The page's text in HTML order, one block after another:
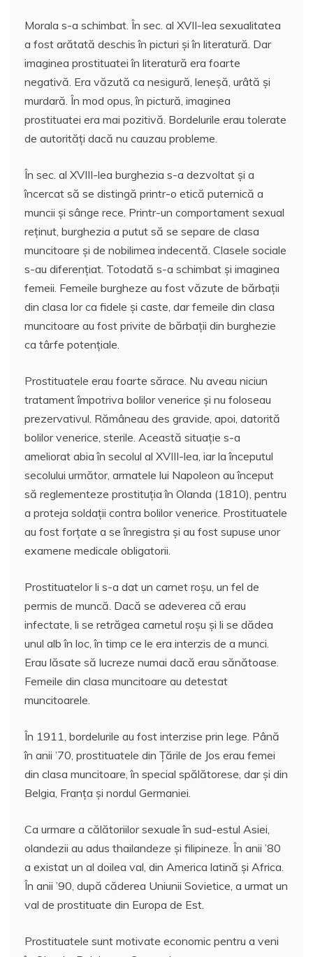
Morala s-a schimbat. În sec. al XVII-lea sexualitatea
a fost arătată deschis în picturi și în literatură. Dar
imaginea prostituatei în literatură era foarte
negativă. Era văzută ca nesigură, leneșă, urâtă și
murdară. În mod opus, în pictură, imaginea
prostituatei era mai pozitivă. Bordelurile erau tolerate
de autorități dacă nu cauzau probleme.
În sec. al XVIII-lea burghezia s-a dezvoltat și a
încercat să se distingă printr-o etică puternică a
muncii și sânge rece. Printr-un comportament sexual
reținut, burghezia a putut să se separe de clasa
muncitoare și de nobilimea indecentă. Clasele sociale
s-au diferențiat. Totodată s-a schimbat și imaginea
femeii. Femeile burgheze au fost văzute de bărbații
din clasa lor ca fidele și caste, dar femeile din clasa
muncitoare au fost privite de bărbații din burghezie
ca târfe potențiale.
Prostituatele erau foarte sărace. Nu aveau niciun
tratament împotriva bolilor venerice și nu foloseau
prezervativul. Rămâneau des gravide, apoi, datorită
bolilor venerice, sterile. Această situație s-a
ameliorat abia în secolul al XVIII-lea, iar la începutul
secolului următor, armatele lui Napoleon au început
să reglementeze prostituția în Olanda (1810), pentru
a proteja soldații contra bolilor venerice. Prostituatele
au fost forțate a se înregistra și au fost supuse unor
examene medicale obligatorii.
Prostituatelor li s-a dat un carnet roșu, un fel de
permis de muncă. Dacă se adeverea că erau
infectate, li se retrăgea carnetul roșu și li se dădea
unul alb în loc, în timp ce le era interzis de a munci.
Erau lăsate să lucreze numai dacă erau sănătoase.
Femeile din clasa muncitoare au detestat
muncitoarele.
În 1911, bordelurile au fost interzise prin lege. Până
în anii ’70, prostituatele din Țările de Jos erau femei
din clasa muncitoare, în special spălătorese, dar și din
Belgia, Franța și nordul Germaniei.
Ca urmare a călătoriilor sexuale în sud-estul Asiei,
olandezii au adus thailandeze și filipineze. În anii ’80
a existat un al doilea val, din America latină și Africa.
În anii ’90, după căderea Uniunii Sovietice, a urmat un
val de prostituate din Europa de Est.
Prostituatele sunt motivate economic pentru a veni